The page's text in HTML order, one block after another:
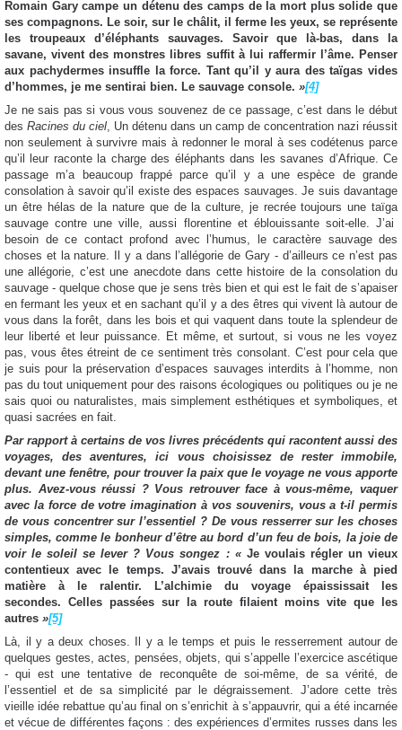
Romain Gary campe un détenu des camps de la mort plus solide que
ses compagnons. Le soir, sur le châlit, il ferme les yeux, se représente
les troupeaux d’éléphants sauvages. Savoir que là-bas, dans la
savane, vivent des monstres libres suffit à lui raffermir l’âme. Penser
aux pachydermes insuffle la force. Tant qu’il y aura des taïgas vides
d’hommes, je me sentirai bien. Le sauvage console. »[4]
Je ne sais pas si vous vous souvenez de ce passage, c’est dans le début
des Racines du ciel , Un détenu dans un camp de concentration nazi réussit
non seulement à survivre mais à redonner le moral à ses codétenus parce
qu’il leur raconte la charge des éléphants dans les savanes d’Afrique. Ce
passage m’a beaucoup frappé parce qu’il y a une espèce de grande
consolation à savoir qu’il existe des espaces sauvages. Je suis davantage
un être hélas de la nature que de la culture, je recrée toujours une taïga
sauvage contre une ville, aussi florentine et éblouissante soit-elle. J’ai
besoin de ce contact profond avec l’humus, le caractère sauvage des
choses et la nature. Il y a dans l’allégorie de Gary - d’ailleurs ce n’est pas
une allégorie, c’est une anecdote dans cette histoire de la consolation du
sauvage - quelque chose que je sens très bien et qui est le fait de s’apaiser
en fermant les yeux et en sachant qu’il y a des êtres qui vivent là autour de
vous dans la forêt, dans les bois et qui vaquent dans toute la splendeur de
leur liberté et leur puissance. Et même, et surtout, si vous ne les voyez
pas, vous êtes étreint de ce sentiment très consolant. C’est pour cela que
je suis pour la préservation d’espaces sauvages interdits à l’homme, non
pas du tout uniquement pour des raisons écologiques ou politiques ou je ne
sais quoi ou naturalistes, mais simplement esthétiques et symboliques, et
quasi sacrées en fait.
Par rapport à certains de vos livres précédents qui racontent aussi des
voyages, des aventures, ici vous choisissez de rester immobile,
devant une fenêtre, pour trouver la paix que le voyage ne vous apporte
plus. Avez-vous réussi ? Vous retrouver face à vous-même, vaquer
avec la force de votre imagination à vos souvenirs, vous a t-il permis
de vous concentrer sur l’essentiel ? De vous resserrer sur les choses
simples, comme le bonheur d’être au bord d’un feu de bois, la joie de
voir le soleil se lever ? Vous songez : « Je voulais régler un vieux
contentieux avec le temps. J’avais trouvé dans la marche à pied
matière à le ralentir. L’alchimie du voyage épaississait les
secondes. Celles passées sur la route filaient moins vite que les
autres »[5]
Là, il y a deux choses. Il y a le temps et puis le resserrement autour de
quelques gestes, actes, pensées, objets, qui s’appelle l’exercice ascétique
- qui est une tentative de reconquête de soi-même, de sa vérité, de
l’essentiel et de sa simplicité par le dégraissement. J’adore cette très
vieille idée rebattue qu’au final on s’enrichit à s’appauvrir, qui a été incarnée
et vécue de différentes façons : des expériences d’ermites russes dans les